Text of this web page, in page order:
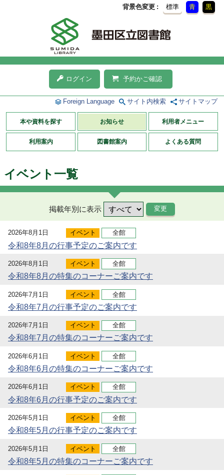
背景色変更 標準 青 黒
ログイン 予約かご確認
Foreign Language サイト内検索 サイトマップ
本や資料を探す お知らせ 利用者メニュー
利用案内 図書館案内 よくある質問
イベント一覧
掲載年別に表示
2026年8月1日 イベント 全館
令和8年8月の行事予定のご案内です
2026年8月1日 イベント 全館
令和8年8月の特集のコーナーご案内です
2026年7月1日 イベント 全館
令和8年7月の行事予定のご案内です
2026年7月1日 イベント 全館
令和8年7月の特集のコーナーご案内です
2026年6月1日 イベント 全館
令和8年6月の特集のコーナーご案内です
2026年6月1日 イベント 全館
令和8年6月の行事予定のご案内です
2026年5月1日 イベント 全館
令和8年5月の行事予定のご案内です
2026年5月1日 イベント 全館
令和8年5月の特集のコーナーご案内です